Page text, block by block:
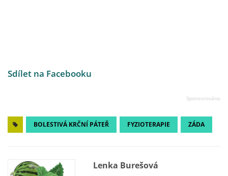
Sdílet na Facebooku
BOLESTIVÁ KRČNÍ PÁTEŘ FYZIOTERAPIE ZÁDA
Lenka Burešová